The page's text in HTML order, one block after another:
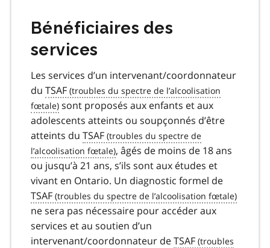
Bénéficiaires des
services
Les services d’un intervenant/coordonnateur
du TSAF
sont proposés aux enfants et aux
adolescents atteints ou soupçonnés d’être
atteints du TSAF
, âgés de moins de 18 ans
ou jusqu’à 21 ans, s’ils sont aux études et
vivant en Ontario. Un diagnostic formel de
TSAF
ne sera pas nécessaire pour accéder aux
services et au soutien d’un
intervenant/coordonnateur deTSAF